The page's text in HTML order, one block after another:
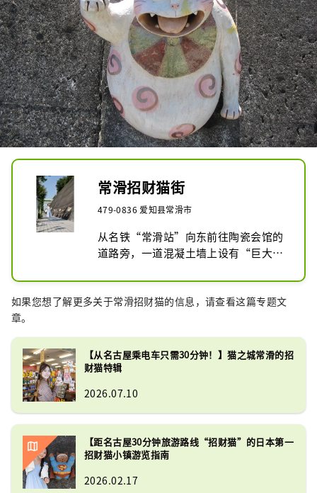
常滑招财猫街
479-0836 爱知县常滑市
从名铁“常滑站”向东前往陶瓷会馆的
道路旁，一道混凝土墙上设有“巨大招
以及11尊“逼真猫雕像”，这条街道被
人们亲切地称为“常滑招财猫街”。
御利益招财猫由常滑市的39位陶艺家精
心制作，每一尊都承载着不同的祝福与
寓意。
猫附近，从近处观看，几乎与真正的猫
无异。
如果您想了解更多关于常滑招财猫的信息，请查看这篇专题文
章。
【从名古屋乘电车只需30分钟！】猫之城常滑的招
财猫特辑
2026.07.10
【距名古屋30分钟旅游路线“招财猫”的日本第一
招财猫小镇游览指南
2026.02.17